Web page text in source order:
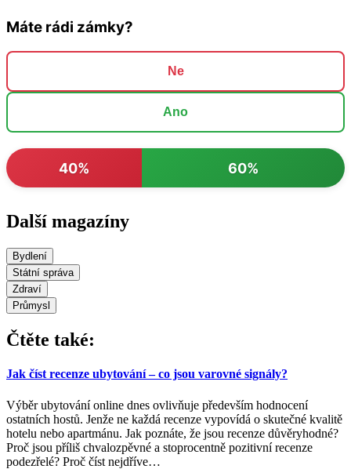
Máte rádi zámky?
Ne
Ano
40% 60%
Další magazíny
Bydlení
Státní správa
Zdraví
Průmysl
Čtěte také:
Jak číst recenze ubytování – co jsou varovné signály?
Výběr ubytování online dnes ovlivňuje především hodnocení
ostatních hostů. Jenže ne každá recenze vypovídá o skutečné kvalitě
hotelu nebo apartmánu. Jak poznáte, že jsou recenze důvěryhodné?
Proč jsou příliš chvalozpěvné a stoprocentně pozitivní recenze
podezřelé? Proč číst nejdříve…